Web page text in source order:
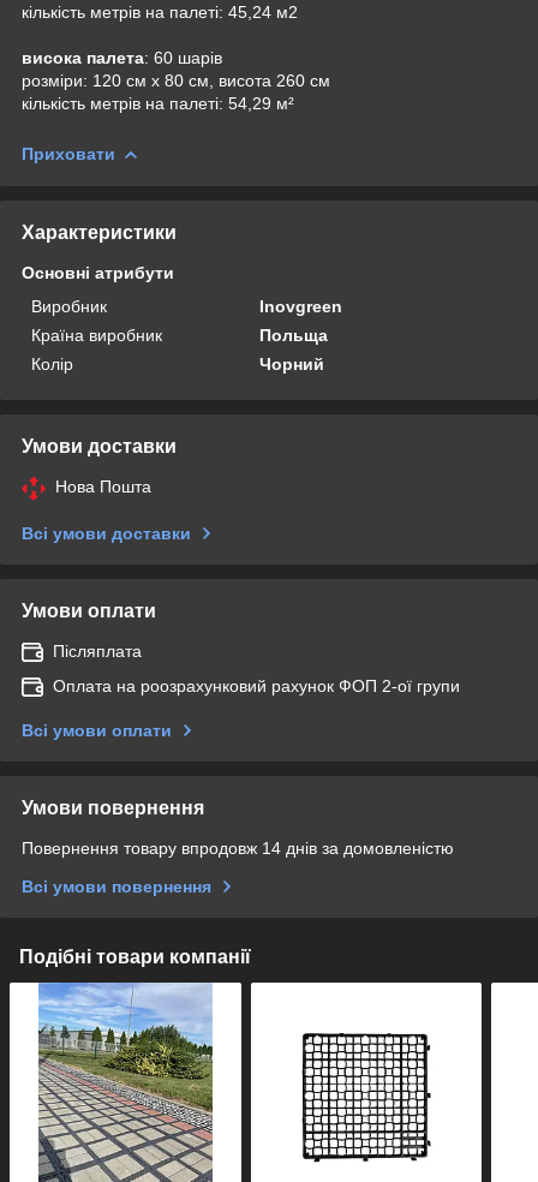
кількість метрів на палеті: 45,24 м2
висока палета: 60 шарів
розміри: 120 см х 80 см, висота 260 см
кількість метрів на палеті: 54,29 м²
Приховати
Характеристики
Основні атрибути
Виробник
Inovgreen
Країна виробник
Польща
Колір
Чорний
Умови доставки
Нова Пошта
Всі умови доставки
Умови оплати
Післяплата
Оплата на роозрахунковий рахунок ФОП 2-ої групи
Всі умови оплати
Умови повернення
Повернення товару впродовж 14 днів за домовленістю
Всі умови повернення
Подібні товари компанії